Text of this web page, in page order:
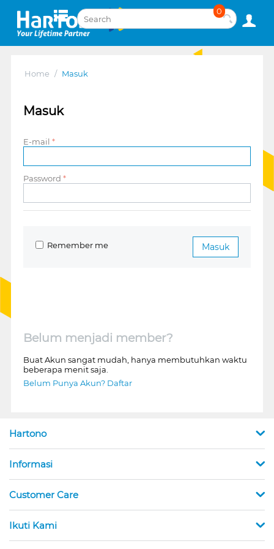
0
Home / Masuk
Masuk
E-mail
Password
Masuk
Remember me
Belum menjadi member?
Buat Akun sangat mudah, hanya membutuhkan waktu
beberapa menit saja.
Belum Punya Akun? Daftar
Hartono
Informasi
Customer Care
Ikuti Kami